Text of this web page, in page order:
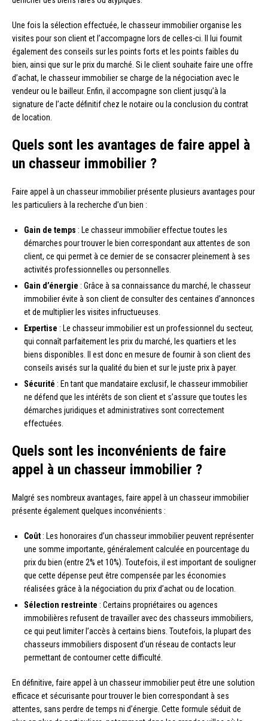
Une fois la sélection effectuée, le chasseur immobilier organise les
visites pour son client et l’accompagne lors de celles-ci. Il lui fournit
également des conseils sur les points forts et les points faibles du
bien, ainsi que sur le prix du marché. Si le client souhaite faire une offre
d’achat, le chasseur immobilier se charge de la négociation avec le
vendeur ou le bailleur. Enfin, il accompagne son client jusqu’à la
signature de l’acte définitif chez le notaire ou la conclusion du contrat
de location.
Quels sont les avantages de faire appel à
un chasseur immobilier ?
Faire appel à un chasseur immobilier présente plusieurs avantages pour
les particuliers à la recherche d’un bien :
Gain de temps : Le chasseur immobilier effectue toutes les
démarches pour trouver le bien correspondant aux attentes de son
client, ce qui permet à ce dernier de se consacrer pleinement à ses
activités professionnelles ou personnelles.
Gain d’énergie : Grâce à sa connaissance du marché, le chasseur
immobilier évite à son client de consulter des centaines d’annonces
et de multiplier les visites infructueuses.
Expertise : Le chasseur immobilier est un professionnel du secteur,
qui connaît parfaitement les prix du marché, les quartiers et les
biens disponibles. Il est donc en mesure de fournir à son client des
conseils avisés sur la qualité du bien et sur le juste prix à payer.
Sécurité : En tant que mandataire exclusif, le chasseur immobilier
ne défend que les intérêts de son client et s’assure que toutes les
démarches juridiques et administratives sont correctement
effectuées.
Quels sont les inconvénients de faire
appel à un chasseur immobilier ?
Malgré ses nombreux avantages, faire appel à un chasseur immobilier
présente également quelques inconvénients :
Coût : Les honoraires d’un chasseur immobilier peuvent représenter
une somme importante, généralement calculée en pourcentage du
prix du bien (entre 2% et 10%). Toutefois, il est important de souligner
que cette dépense peut être compensée par les économies
réalisées grâce à la négociation du prix d’achat ou de location.
Sélection restreinte : Certains propriétaires ou agences
immobilières refusent de travailler avec des chasseurs immobiliers,
ce qui peut limiter l’accès à certains biens. Toutefois, la plupart des
chasseurs immobiliers disposent d’un réseau de contacts leur
permettant de contourner cette difficulté.
En définitive, faire appel à un chasseur immobilier peut être une solution
efficace et sécurisante pour trouver le bien correspondant à ses
attentes, sans perdre de temps ni d’énergie. Cette formule séduit de